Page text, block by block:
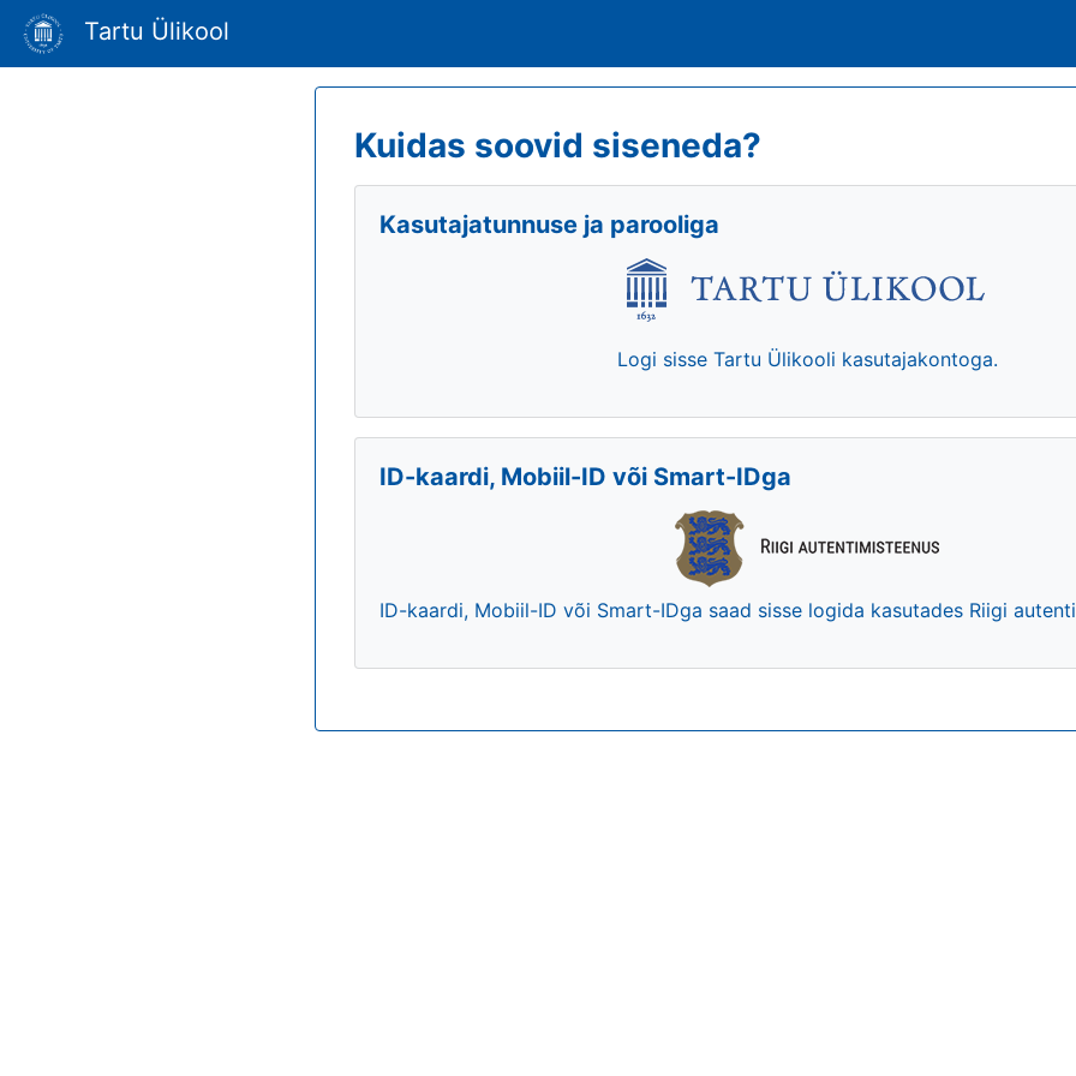
Tartu Ülikool
Kuidas soovid siseneda?
Kasutajatunnuse ja parooliga
Logi sisse Tartu Ülikooli kasutajakontoga.
ID-kaardi, Mobiil-ID või Smart-IDga
ID-kaardi, Mobiil-ID või Smart-IDga saad sisse logida kasutades Riigi